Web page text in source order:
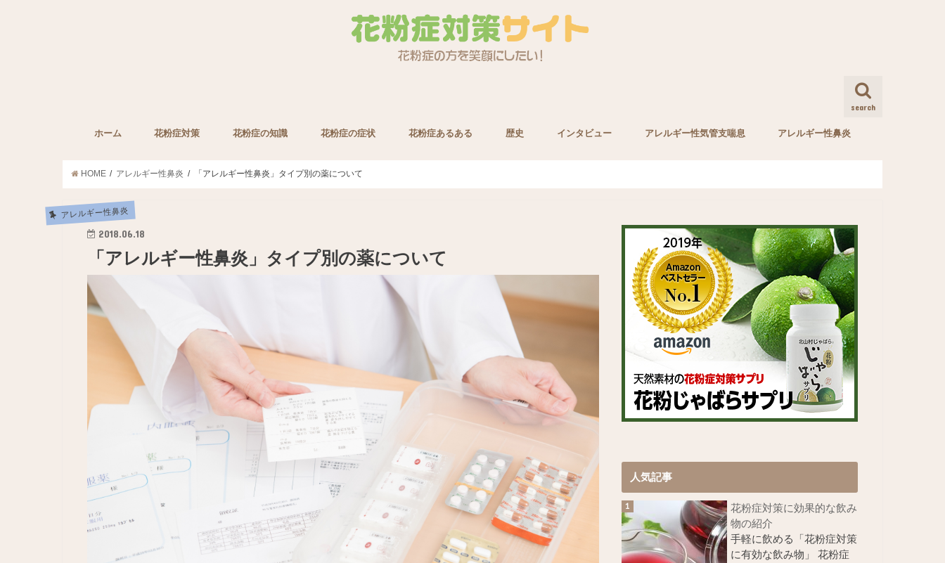
search
ホーム 花粉症対策 花粉症の知識 花粉症の症状 花粉症あるある 歴史 インタビュー アレルギー性気管支喘息 アレルギー性鼻炎
HOME アレルギー性鼻炎 「アレルギー性鼻炎」タイプ別の薬について
アレルギー性鼻炎
2018.06.18
「アレルギー性鼻炎」タイプ別の薬について
人気記事
花粉症対策に効果的な飲み
物の紹介
手軽に飲める「花粉症対策
に有効な飲み物」 花粉症